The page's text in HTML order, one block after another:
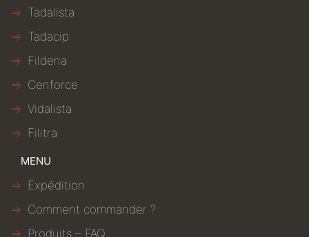
Tadalista
Tadacip
Fildena
Cenforce
Vidalista
Filitra
MENU
Expédition
Comment commander ?
Produits – FAQ